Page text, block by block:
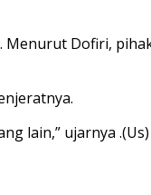
Menurut Dofiri,
lain,” ujarnya .(Us)